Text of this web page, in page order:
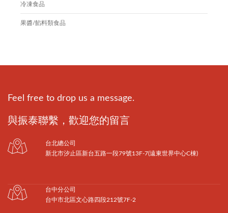
冷凍食品
果醬/餡料類食品
Feel free to drop us a message.
與振泰聯繫，歡迎您的留言
台北總公司
新北市汐止區新台五路一段79號13F-7(遠東世界中心C棟)
台中分公司
台中市北區文心路四段212號7F-2